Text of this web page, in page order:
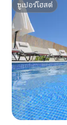
ซูเปอร์โฮสต์
ซูเปอร์โฮสต์